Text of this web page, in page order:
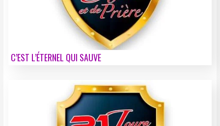
C’EST L’ÉTERNEL QUI SAUVE